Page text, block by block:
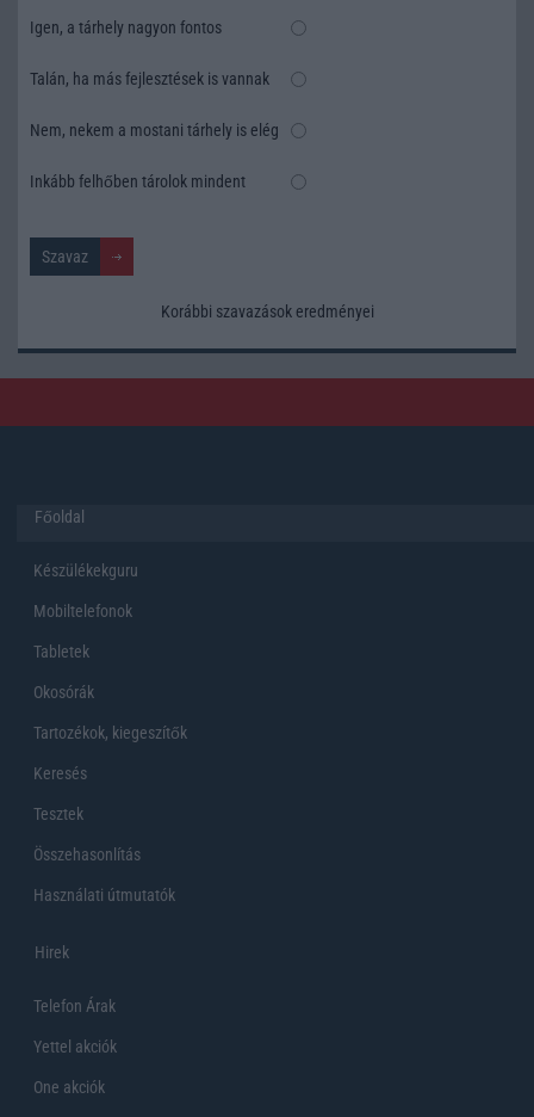
Igen, a tárhely nagyon fontos
Talán, ha más fejlesztések is vannak
Nem, nekem a mostani tárhely is elég
Inkább felhőben tárolok mindent
Korábbi szavazások eredményei
Főoldal
Készülékekguru
Mobiltelefonok
Tabletek
Okosórák
Tartozékok, kiegeszítők
Keresés
Tesztek
Összehasonlítás
Használati útmutatók
Hirek
Telefon Árak
Yettel akciók
One akciók